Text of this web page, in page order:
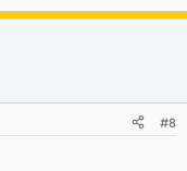
#8